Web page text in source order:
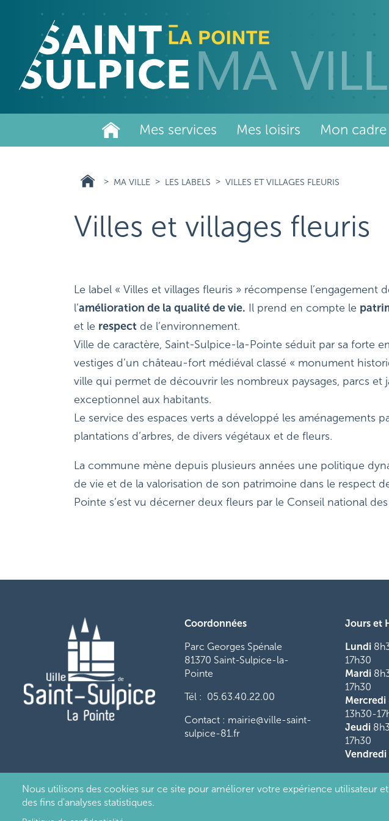
Mes services Mes loisirs Mon
MA VILLE LES LABELS VILLES ET VILLAGES FLEURIS
Villes et villages fleuris
Le label « Villes et villages fleuris » récompense l’engagement
l’amélioration de la qualité de vie. Il prend en compte le
et le respectde l’environnement.
Ville de caractère, Saint-Sulpice-la-Pointe séduit par sa forte
vestiges d’un château-fort médiéval classé « monument
ville qui permet de découvrir les nombreux paysages, parcs
exceptionnel aux habitants.
Le service des espaces verts a développé les aménagements
plantations d’arbres, de divers végétaux et de fleurs.
La commune mène depuis plusieurs années une politique
de vie et de la valorisation de son patrimoine dans le respect
Pointe s’est vu décerner deux fleurs par le Conseil national
Nous utilisons des cookies sur ce site pour améliorer votre expérience utilisateur et
des fins d'analyses statistiques.
Coordonnées
Parc Georges Spénale
81370 Saint-Sulpice-la-
Pointe
Tél : 05.63.40.22.00
Contact : mairie@ville-saint-
sulpice-81.fr
Jours et
Lundi
17h30
Mardi
17h30
Mercredi
13h30-
Jeudi
17h30
Vendredi
Pied